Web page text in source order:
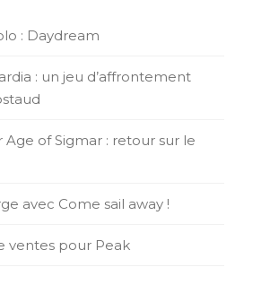
: Daydream
: un jeu d’affrontement
of Sigmar : retour sur le
avec Come sail away !
ventes pour Peak